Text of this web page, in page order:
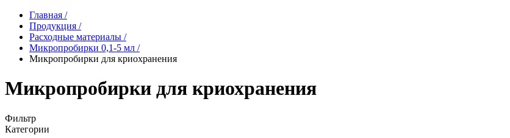
Главная /
Продукция /
Расходные материалы /
Микропробирки 0,1-5 мл /
Микропробирки для криохранения
Микропробирки для криохранения
Фильтр
Категории